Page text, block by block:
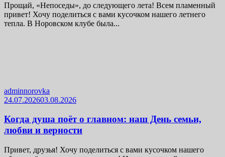
Прощай, «Непоседы», до следующего лета! Всем пламенный
привет! Хочу поделиться с вами кусочком нашего летнего
тепла. В Норовском клубе была...
adminnorovka
24.07.202603.08.2026
Когда душа поёт о главном: наш День семьи,
любви и верности
Привет, друзья! Хочу поделиться с вами кусочком нашего